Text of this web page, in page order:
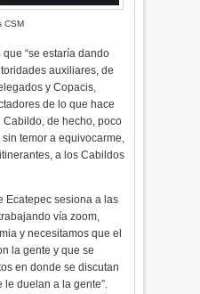
CSM
“se estaría dando
auxiliares, de
y Copacis,
de lo que hace
de hecho, poco
temor a equivocarme,
a los Cabildos
Ecatepec sesiona a las
vía zoom,
y necesitamos que el
la gente y que se
en donde se discutan
le duelan a la gente”.